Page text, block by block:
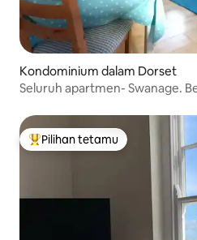
Kondominium dalam Dorset
Seluruh apartmen- Swanage.
Pilihan utama tetamu
Pilihan tetamu